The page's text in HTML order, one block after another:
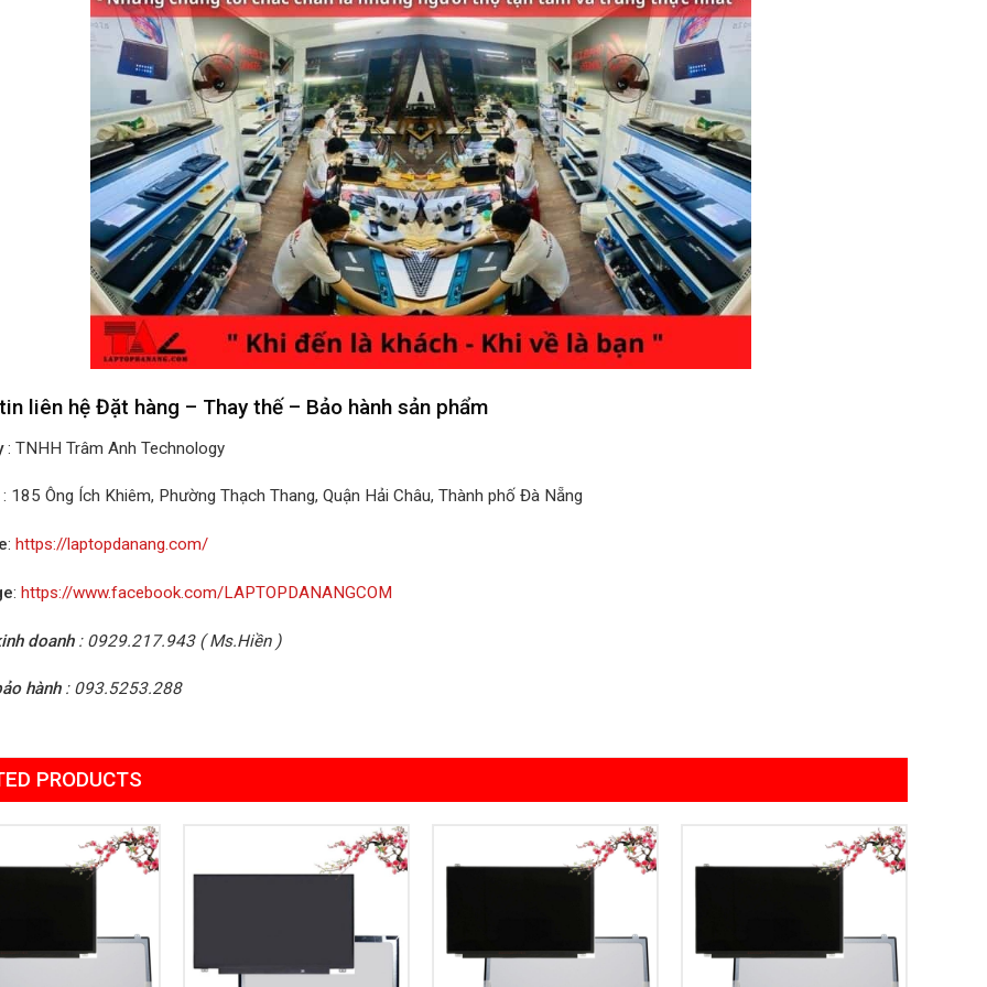
liên hệ Đặt hàng – Thay thế – Bảo hành sản phẩm
: TNHH Trâm Anh Technology
: 185 Ông Ích Khiêm, Phường Thạch Thang, Quận Hải Châu, Thành phố Đà Nẵng
: https://laptopdanang.com/
: https://www.facebook.com/LAPTOPDANANGCOM
doanh: 0929.217.943 ( Ms.Hiền )
hành: 093.5253.288
PRODUCTS